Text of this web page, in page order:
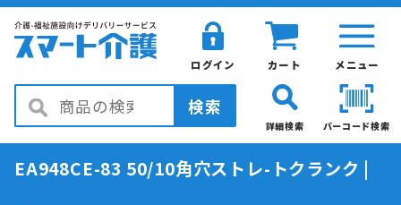
メニュー
カート
ログイン
検索
バーコード検索
詳細検索
EA948CE-83 50/10角穴ストレ-トクランク |